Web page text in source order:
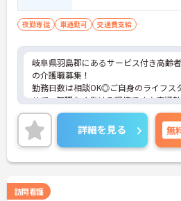
夜勤専従 車通勤可 交通費支給
岐阜県羽島郡にあるサービス付き高齢
の介護職募集！
勤務日数は相談OK◎ご自身のライフス
せて、無理なく働ける環境です♪車通
ストレスも少なく、毎日快適に通えま
ご興味のある方には、面接対策ポイント
に詳細をご案内しますのでお気軽にご
い！
詳細を見る 無
訪問看護